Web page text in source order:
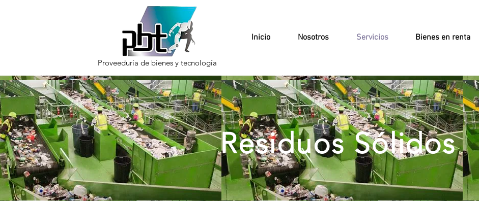
Proveeduría de bienes y tecnología
Inicio Nosotros Servicios Bienes en renta
Residuos Sólidos